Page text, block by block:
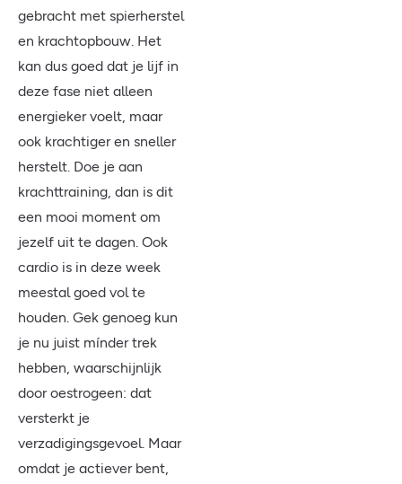
gebracht met spierherstel
en krachtopbouw. Het
kan dus goed dat je lijf in
deze fase niet alleen
energieker voelt, maar
ook krachtiger en sneller
herstelt. Doe je aan
krachttraining, dan is dit
een mooi moment om
jezelf uit te dagen. Ook
cardio is in deze week
meestal goed vol te
houden. Gek genoeg kun
je nu juist mínder trek
hebben, waarschijnlijk
door oestrogeen: dat
versterkt je
verzadigingsgevoel. Maar
omdat je actiever bent,